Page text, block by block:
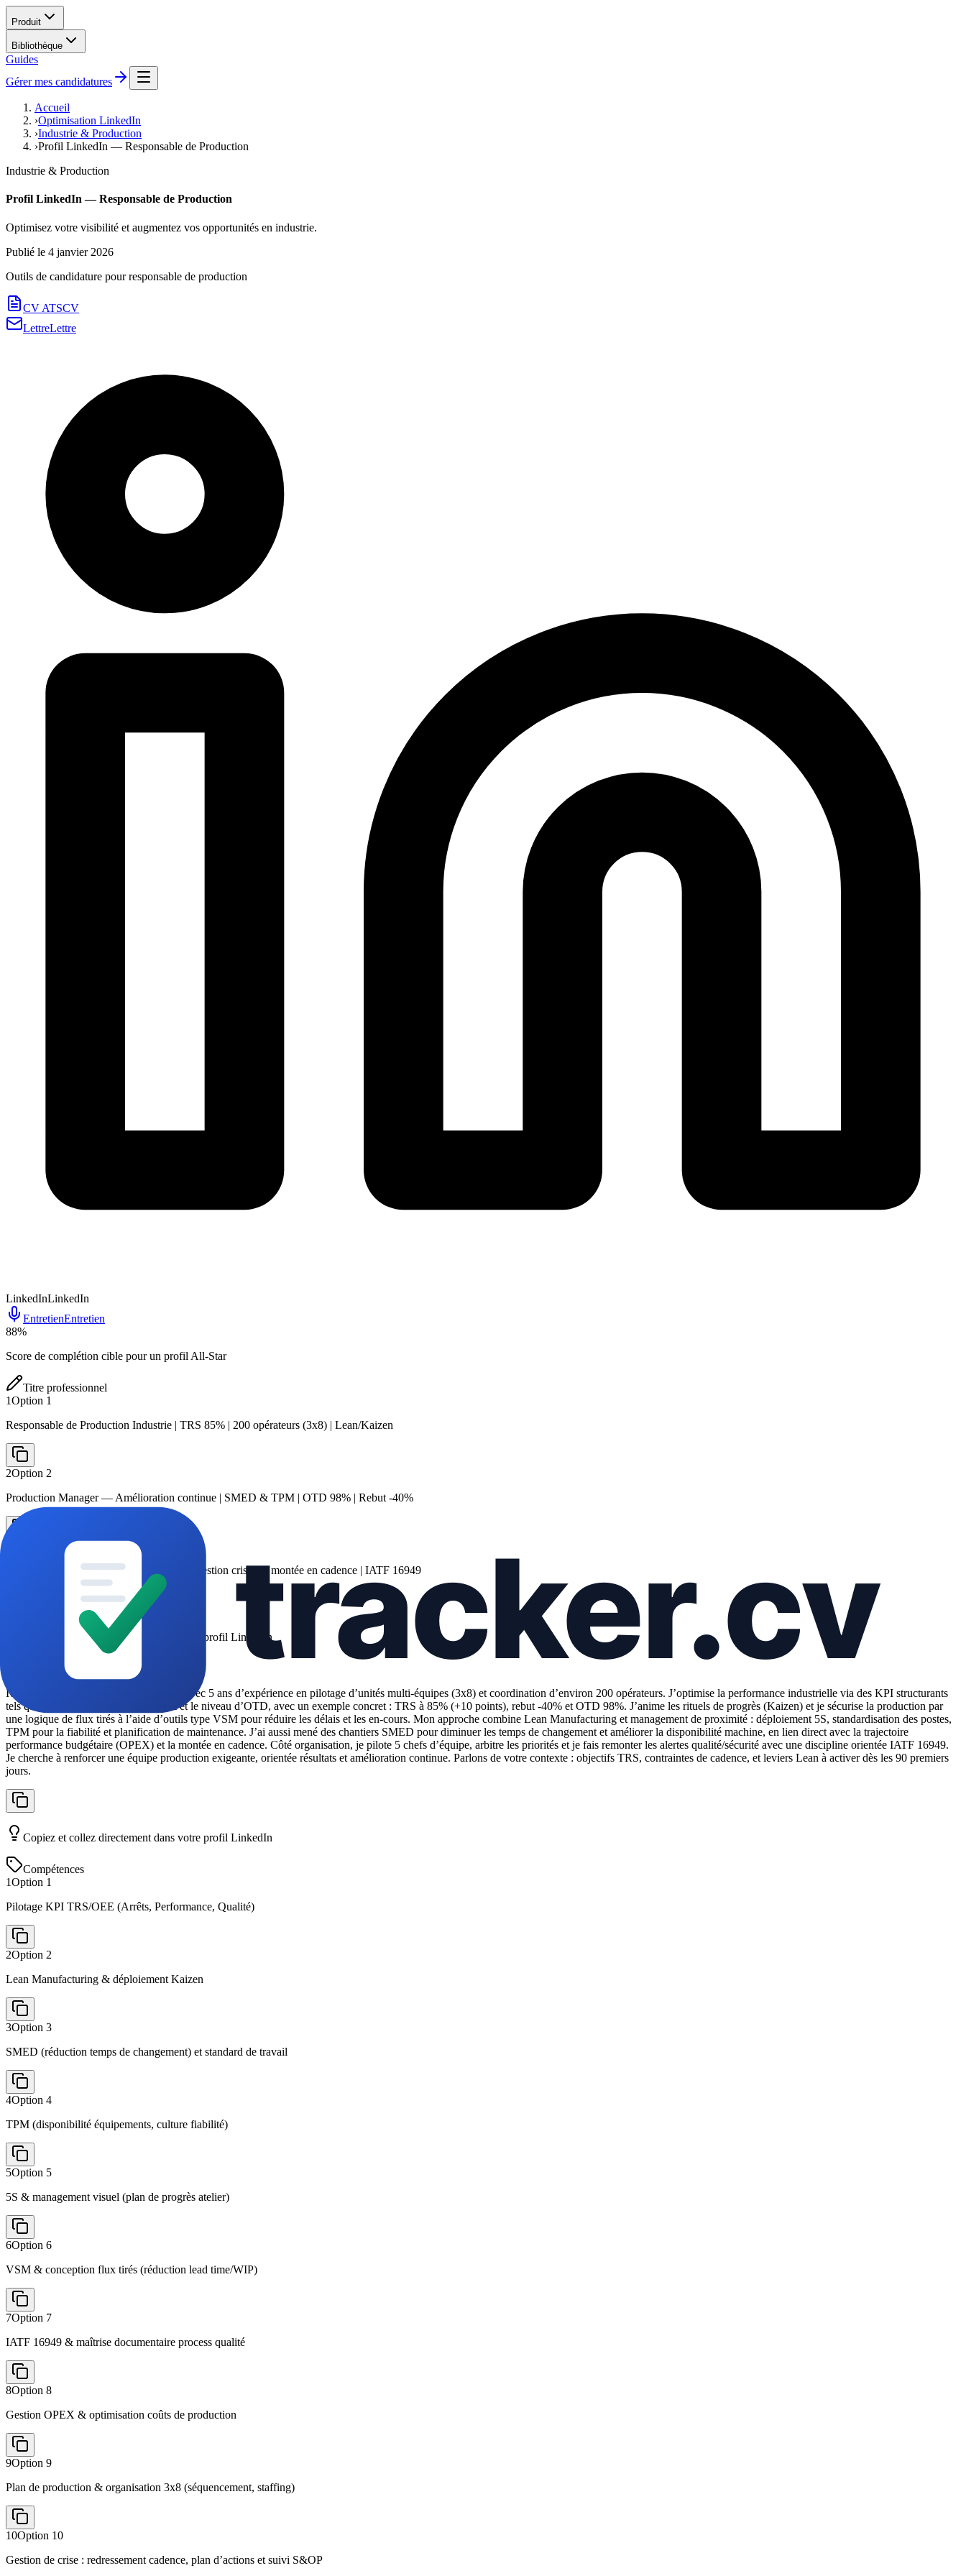
Produit
Bibliothèque
Guides
Gérer mes candidatures
Accueil
›Optimisation LinkedIn
›Industrie & Production
›Profil LinkedIn — Responsable de Production
Industrie & Production
Profil LinkedIn — Responsable de Production
Optimisez votre visibilité et augmentez vos opportunités en industrie.
Publié le 4 janvier 2026
Outils de candidature pourresponsable de production
CV ATSCV
LettreLettre
LinkedInLinkedIn
EntretienEntretien
88%
Score de complétion cible pour un profil All-Star
Titre professionnel
1Option 1
Responsable de Production Industrie | TRS 85% | 200 opérateurs (3x8) | Lean/Kaizen
2Option 2
Production Manager — Amélioration continue | SMED & TPM | OTD 98% | Rebut -40%
Pilotage performance — VSM/Flux tiré | Gestion crises & montée en cadence | IATF 16949
Copiez et collez directement dans votre profil LinkedIn
Section Infos
Responsable de production automobile avec 5 ans d’expérience en pilotage d’unités multi-équipes (3x8) et coordination d’environ 200 opérateurs. J’optimise la performance industrielle via des KPI structurants
tels que le TRS/OEE, le taux de rebut et le niveau d’OTD, avec un exemple concret : TRS à 85% (+10 points), rebut -40% et OTD 98%. J’anime les rituels de progrès (Kaizen) et je sécurise la production par
une logique de flux tirés à l’aide d’outils type VSM pour réduire les délais et les en-cours. Mon approche combine Lean Manufacturing et management de proximité : déploiement 5S, standardisation des postes,
TPM pour la fiabilité et planification de maintenance. J’ai aussi mené des chantiers SMED pour diminuer les temps de changement et améliorer la disponibilité machine, en lien direct avec la trajectoire
performance budgétaire (OPEX) et la montée en cadence. Côté organisation, je pilote 5 chefs d’équipe, arbitre les priorités et je fais remonter les alertes qualité/sécurité avec une discipline orientée IATF 16949.
Je cherche à renforcer une équipe production exigeante, orientée résultats et amélioration continue. Parlons de votre contexte : objectifs TRS, contraintes de cadence, et leviers Lean à activer dès les 90 premiers
jours.
Copiez et collez directement dans votre profil LinkedIn
Compétences
1Option 1
Pilotage KPI TRS/OEE (Arrêts, Performance, Qualité)
2Option 2
Lean Manufacturing & déploiement Kaizen
3Option 3
SMED (réduction temps de changement) et standard de travail
4Option 4
TPM (disponibilité équipements, culture fiabilité)
5Option 5
5S & management visuel (plan de progrès atelier)
6Option 6
VSM & conception flux tirés (réduction lead time/WIP)
7Option 7
IATF 16949 & maîtrise documentaire process qualité
8Option 8
Gestion OPEX & optimisation coûts de production
9Option 9
Plan de production & organisation 3x8 (séquencement, staffing)
10Option 10
Gestion de crise : redressement cadence, plan d’actions et suivi S&OP